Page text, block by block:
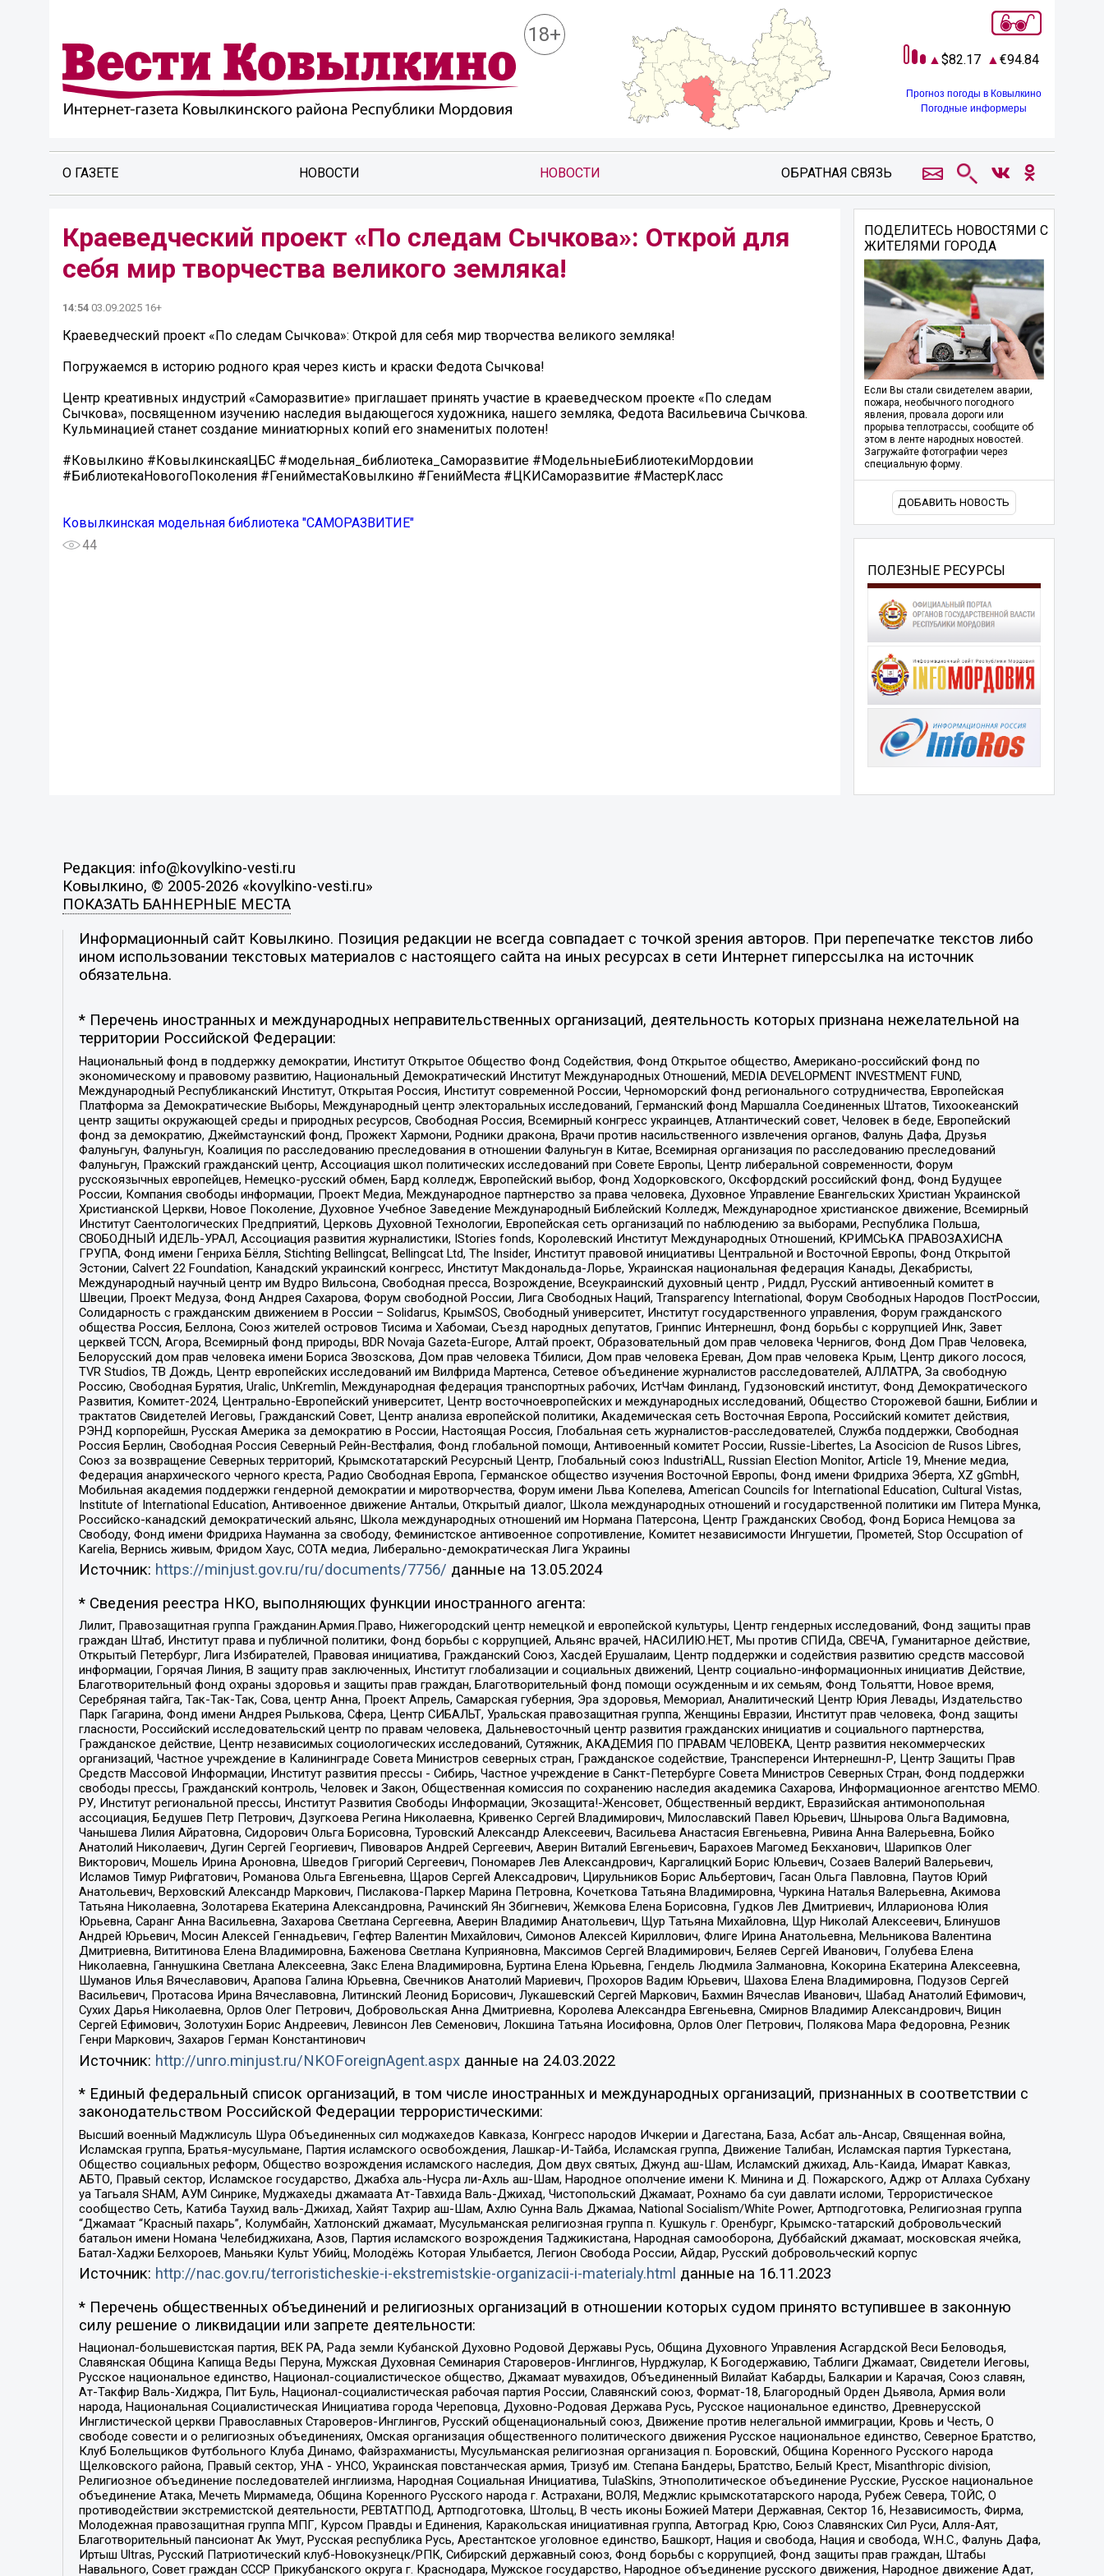
18+
82.17 94.84
Прогноз погоды в Ковылкино
Погодные информеры
О ГАЗЕТЕ НОВОСТИ НОВОСТИ ОБРАТНАЯ СВЯЗЬ
Краеведческий проект «По следам Сычкова»: Открой для
себя мир творчества великого земляка!
14:54 03.09.2025 16+
Краеведческий проект «По следам Сычкова»: Открой для себя мир творчества великого земляка!
Погружаемся в историю родного края через кисть и краски Федота Сычкова!
Центр креативных индустрий «Саморазвитие» приглашает принять участие в краеведческом проекте «По следам
Сычкова», посвященном изучению наследия выдающегося художника, нашего земляка, Федота Васильевича Сычкова.
Кульминацией станет создание миниатюрных копий его знаменитых полотен!
#Ковылкино #КовылкинскаяЦБС #модельная_библиотека_Саморазвитие #МодельныеБиблиотекиМордовии
#БиблиотекаНовогоПоколения #ГенийместаКовылкино #ГенийМеста #ЦКИСаморазвитие #МастерКласс
Ковылкинская модельная библиотека "САМОРАЗВИТИЕ"
44
ПОДЕЛИТЕСЬ НОВОСТЯМИ С
ЖИТЕЛЯМИ ГОРОДА
Если Вы стали свидетелем аварии,
пожара, необычного погодного
явления, провала дороги или
прорыва теплотрассы, сообщите об
этом в ленте народных новостей.
Загружайте фотографии через
специальную форму.
ДОБАВИТЬ НОВОСТЬ
ПОЛЕЗНЫЕ РЕСУРСЫ
Редакция: info@kovylkino-vesti.ru
Ковылкино, © 2005-2026 «kovylkino-vesti.ru»
ПОКАЗАТЬ БАННЕРНЫЕ МЕСТА
Информационный сайт Ковылкино. Позиция редакции не всегда совпадает с точкой зрения авторов. При перепечатке текстов либо
ином использовании текстовых материалов с настоящего сайта на иных ресурсах в сети Интернет гиперссылка на источник
обязательна.
* Перечень иностранных и международных неправительственных организаций, деятельность которых признана нежелательной на
территории Российской Федерации:
Национальный фонд в поддержку демократии, Институт Открытое Общество Фонд Содействия, Фонд Открытое общество, Американо-российский фонд по
экономическому и правовому развитию, Национальный Демократический Институт Международных Отношений, MEDIA DEVELOPMENT INVESTMENT FUND,
Международный Республиканский Институт, Открытая Россия, Институт современной России, Черноморский фонд регионального сотрудничества, Европейская
Платформа за Демократические Выборы, Международный центр электоральных исследований, Германский фонд Маршалла Соединенных Штатов, Тихоокеанский
центр защиты окружающей среды и природных ресурсов, Свободная Россия, Всемирный конгресс украинцев, Атлантический совет, Человек в беде, Европейский
фонд за демократию, Джеймстаунский фонд, Прожект Хармони, Родники дракона, Врачи против насильственного извлечения органов, Фалунь Дафа, Друзья
Фалуньгун, Фалуньгун, Коалиция по расследованию преследования в отношении Фалуньгун в Китае, Всемирная организация по расследованию преследований
Фалуньгун, Пражский гражданский центр, Ассоциация школ политических исследований при Совете Европы, Центр либеральной современности, Форум
русскоязычных европейцев, Немецко-русский обмен, Бард колледж, Европейский выбор, Фонд Ходорковского, Оксфордский российский фонд, Фонд Будущее
России, Компания свободы информации, Проект Медиа, Международное партнерство за права человека, Духовное Управление Евангельских Христиан Украинской
Христианской Церкви, Новое Поколение, Духовное Учебное Заведение Международный Библейский Колледж, Международное христианское движение, Всемирный
Институт Саентологических Предприятий, Церковь Духовной Технологии, Европейская сеть организаций по наблюдению за выборами, Республика Польша,
СВОБОДНЫЙ ИДЕЛЬ-УРАЛ, Ассоциация развития журналистики, IStories fonds, Королевский Институт Международных Отношений, КРИМСЬКА ПРАВОЗАХИСНА
ГРУПА, Фонд имени Генриха Бёлля, Stichting Bellingcat, Bellingcat Ltd, The Insider, Институт правовой инициативы Центральной и Восточной Европы, Фонд Открытой
Эстонии, Calvert 22 Foundation, Канадский украинский конгресс, Институт Макдональда-Лорье, Украинская национальная федерация Канады, Декабристы,
Международный научный центр им Вудро Вильсона, Свободная пресса, Возрождение, Всеукраинский духовный центр , Риддл, Русский антивоенный комитет в
Швеции, Проект Медуза, Фонд Андрея Сахарова, Форум свободной России, Лига Свободных Наций, Transparеncy International, Форум Свободных Народов ПостРоссии,
Солидарность с гражданским движением в России – Solidarus, КрымSOS, Свободный университет, Институт государственного управления, Форум гражданского
общества Россия, Беллона, Союз жителей островов Тисима и Хабомаи, Съезд народных депутатов, Гринпис Интернешнл, Фонд борьбы с коррупцией Инк, Завет
церквей TCCN, Агора, Всемирный фонд природы, BDR Novaja Gazeta-Europe, Алтай проект, Образовательный дом прав человека Чернигов, Фонд Дом Прав Человека,
Белорусский дом прав человека имени Бориса Звозскова, Дом прав человека Тбилиси, Дом прав человека Ереван, Дом прав человека Крым, Центр дикого лосося,
TVR Studios, ТВ Дождь, Центр европейских исследований им Вилфрида Мартенса, Сетевое объединение журналистов расследователей, АЛЛАТРА, За свободную
Россию, Свободная Бурятия, Uralic, UnKremlin, Международная федерация транспортных рабочих, ИстЧам Финланд, Гудзоновский институт, Фонд Демократического
Развития, Комитет-2024, Центрально-Европейский университет, Центр восточноевропейских и международных исследований, Общество Сторожевой башни, Библии и
трактатов Свидетелей Иеговы, Гражданский Совет, Центр анализа европейской политики, Академическая сеть Восточная Европа, Российский комитет действия,
РЭНД корпорейшн, Русская Америка за демократию в России, Настоящая Россия, Глобальная сеть журналистов-расследователей, Служба поддержки, Свободная
Россия Берлин, Свободная Россия Северный Рейн-Вестфалия, Фонд глобальной помощи, Антивоенный комитет России, Russie-Libertes, La Asocicion de Rusos Libres,
Союз за возвращение Северных территорий, Крымскотатарский Ресурсный Центр, Глобальный союз IndustriALL, Russian Election Monitor, Article 19, Мнение медиа,
Федерация анархического черного креста, Радио Свободная Европа, Германское общество изучения Восточной Европы, Фонд имени Фридриха Эберта, XZ gGmbH,
Мобильная академия поддержки гендерной демократии и миротворчества, Форум имени Льва Копелева, American Councils for International Education, Cultural Vistas,
Institute of International Education, Антивоенное движение Антальи, Открытый диалог, Школа международных отношений и государственной политики им Питера Мунка,
Российско-канадский демократический альянс, Школа международных отношений им Нормана Патерсона, Центр Гражданских Свобод, Фонд Бориса Немцова за
Свободу, Фонд имени Фридриха Науманна за свободу, Феминистское антивоенное сопротивление, Комитет независимости Ингушетии, Прометей, Stop Occupation of
Karelia, Вернись живым, Фридом Хаус, СОТА медиа, Либерально-демократическая Лига Украины
Источник: https://minjust.gov.ru/ru/documents/7756/ данные на 13.05.2024
* Сведения реестра НКО, выполняющих функции иностранного агента:
Лилит, Правозащитная группа Гражданин.Армия.Право, Нижегородский центр немецкой и европейской культуры, Центр гендерных исследований, Фонд защиты прав
граждан Штаб, Институт права и публичной политики, Фонд борьбы с коррупцией, Альянс врачей, НАСИЛИЮ.НЕТ, Мы против СПИДа, СВЕЧА, Гуманитарное действие,
Открытый Петербург, Лига Избирателей, Правовая инициатива, Гражданский Союз, Хасдей Ерушалаим, Центр поддержки и содействия развитию средств массовой
информации, Горячая Линия, В защиту прав заключенных, Институт глобализации и социальных движений, Центр социально-информационных инициатив Действие,
Благотворительный фонд охраны здоровья и защиты прав граждан, Благотворительный фонд помощи осужденным и их семьям, Фонд Тольятти, Новое время,
Серебряная тайга, Так-Так-Так, Сова, центр Анна, Проект Апрель, Самарская губерния, Эра здоровья, Мемориал, Аналитический Центр Юрия Левады, Издательство
Парк Гагарина, Фонд имени Андрея Рылькова, Сфера, Центр СИБАЛЬТ, Уральская правозащитная группа, Женщины Евразии, Институт прав человека, Фонд защиты
гласности, Российский исследовательский центр по правам человека, Дальневосточный центр развития гражданских инициатив и социального партнерства,
Гражданское действие, Центр независимых социологических исследований, Сутяжник, АКАДЕМИЯ ПО ПРАВАМ ЧЕЛОВЕКА, Центр развития некоммерческих
организаций, Частное учреждение в Калининграде Совета Министров северных стран, Гражданское содействие, Трансперенси Интернешнл-Р, Центр Защиты Прав
Средств Массовой Информации, Институт развития прессы - Сибирь, Частное учреждение в Санкт-Петербурге Совета Министров Северных Стран, Фонд поддержки
свободы прессы, Гражданский контроль, Человек и Закон, Общественная комиссия по сохранению наследия академика Сахарова, Информационное агентство МЕМО.
РУ, Институт региональной прессы, Институт Развития Свободы Информации, Экозащита!-Женсовет, Общественный вердикт, Евразийская антимонопольная
ассоциация, Бедушев Петр Петрович, Дзугкоева Регина Николаевна, Кривенко Сергей Владимирович, Милославский Павел Юрьевич, Шнырова Ольга Вадимовна,
Чанышева Лилия Айратовна, Сидорович Ольга Борисовна, Туровский Александр Алексеевич, Васильева Анастасия Евгеньевна, Ривина Анна Валерьевна, Бойко
Анатолий Николаевич, Дугин Сергей Георгиевич, Пивоваров Андрей Сергеевич, Аверин Виталий Евгеньевич, Барахоев Магомед Бекханович, Шарипков Олег
Викторович, Мошель Ирина Ароновна, Шведов Григорий Сергеевич, Пономарев Лев Александрович, Каргалицкий Борис Юльевич, Созаев Валерий Валерьевич,
Исламов Тимур Рифгатович, Романова Ольга Евгеньевна, Щаров Сергей Алексадрович, Цирульников Борис Альбертович, Гасан Ольга Павловна, Паутов Юрий
Анатольевич, Верховский Александр Маркович, Пислакова-Паркер Марина Петровна, Кочеткова Татьяна Владимировна, Чуркина Наталья Валерьевна, Акимова
Татьяна Николаевна, Золотарева Екатерина Александровна, Рачинский Ян Збигневич, Жемкова Елена Борисовна, Гудков Лев Дмитриевич, Илларионова Юлия
Юрьевна, Саранг Анна Васильевна, Захарова Светлана Сергеевна, Аверин Владимир Анатольевич, Щур Татьяна Михайловна, Щур Николай Алексеевич, Блинушов
Андрей Юрьевич, Мосин Алексей Геннадьевич, Гефтер Валентин Михайлович, Симонов Алексей Кириллович, Флиге Ирина Анатольевна, Мельникова Валентина
Дмитриевна, Вититинова Елена Владимировна, Баженова Светлана Куприяновна, Максимов Сергей Владимирович, Беляев Сергей Иванович, Голубева Елена
Николаевна, Ганнушкина Светлана Алексеевна, Закс Елена Владимировна, Буртина Елена Юрьевна, Гендель Людмила Залмановна, Кокорина Екатерина Алексеевна,
Шуманов Илья Вячеславович, Арапова Галина Юрьевна, Свечников Анатолий Мариевич, Прохоров Вадим Юрьевич, Шахова Елена Владимировна, Подузов Сергей
Васильевич, Протасова Ирина Вячеславовна, Литинский Леонид Борисович, Лукашевский Сергей Маркович, Бахмин Вячеслав Иванович, Шабад Анатолий Ефимович,
Сухих Дарья Николаевна, Орлов Олег Петрович, Добровольская Анна Дмитриевна, Королева Александра Евгеньевна, Смирнов Владимир Александрович, Вицин
Сергей Ефимович, Золотухин Борис Андреевич, Левинсон Лев Семенович, Локшина Татьяна Иосифовна, Орлов Олег Петрович, Полякова Мара Федоровна, Резник
Генри Маркович, Захаров Герман Константинович
Источник: http://unro.minjust.ru/NKOForeignAgent.aspxданные на 24.03.2022
* Единый федеральный список организаций, в том числе иностранных и международных организаций, признанных в соответствии с
законодательством Российской Федерации террористическими:
Высший военный Маджлисуль Шура Объединенных сил моджахедов Кавказа, Конгресс народов Ичкерии и Дагестана, База, Асбат аль-Ансар, Священная война,
Исламская группа, Братья-мусульмане, Партия исламского освобождения, Лашкар-И-Тайба, Исламская группа, Движение Талибан, Исламская партия Туркестана,
Общество социальных реформ, Общество возрождения исламского наследия, Дом двух святых, Джунд аш-Шам, Исламский джихад, Аль-Каида, Имарат Кавказ,
АБТО, Правый сектор, Исламское государство, Джабха аль-Нусра ли-Ахль аш-Шам, Народное ополчение имени К. Минина и Д. Пожарского, Аджр от Аллаха Субхану
уа Тагьаля SHAM, АУМ Синрике, Муджахеды джамаата Ат-Тавхида Валь-Джихад, Чистопольский Джамаат, Рохнамо ба суи давлати исломи, Террористическое
сообщество Сеть, Катиба Таухид валь-Джихад, Хайят Тахрир аш-Шам, Ахлю Сунна Валь Джамаа, National Socialism/White Power, Артподготовка, Религиозная группа
“Джамаат “Красный пахарь”, Колумбайн, Хатлонский джамаат, Мусульманская религиозная группа п. Кушкуль г. Оренбург, Крымско-татарский добровольческий
батальон имени Номана Челебиджихана, Азов, Партия исламского возрождения Таджикистана, Народная самооборона, Дуббайский джамаат, московская ячейка,
Батал-Хаджи Белхороев, Маньяки Культ Убийц, Молодёжь Которая Улыбается, Легион Свобода России, Айдар, Русский добровольческий корпус
Источник: http://nac.gov.ru/terroristicheskie-i-ekstremistskie-organizacii-i-materialy.html данные на 16.11.2023
* Перечень общественных объединений и религиозных организаций в отношении которых судом принято вступившее в законную
силу решение о ликвидации или запрете деятельности:
Национал-большевистская партия, ВЕК РА, Рада земли Кубанской Духовно Родовой Державы Русь, Община Духовного Управления Асгардской Веси Беловодья,
Славянская Община Капища Веды Перуна, Мужская Духовная Семинария Староверов-Инглингов, Нурджулар, К Богодержавию, Таблиги Джамаат, Свидетели Иеговы,
Русское национальное единство, Национал-социалистическое общество, Джамаат мувахидов, Объединенный Вилайат Кабарды, Балкарии и Карачая, Союз славян,
Ат-Такфир Валь-Хиджра, Пит Буль, Национал-социалистическая рабочая партия России, Славянский союз, Формат-18, Благородный Орден Дьявола, Армия воли
народа, Национальная Социалистическая Инициатива города Череповца, Духовно-Родовая Держава Русь, Русское национальное единство, Древнерусской
Инглистической церкви Православных Староверов-Инглингов, Русский общенациональный союз, Движение против нелегальной иммиграции, Кровь и Честь, О
свободе совести и о религиозных объединениях, Омская организация общественного политического движения Русское национальное единство, Северное Братство,
Клуб Болельщиков Футбольного Клуба Динамо, Файзрахманисты, Мусульманская религиозная организация п. Боровский, Община Коренного Русского народа
Щелковского района, Правый сектор, УНА - УНСО, Украинская повстанческая армия, Тризуб им. Степана Бандеры, Братство, Белый Крест, Misanthropic division,
Религиозное объединение последователей инглиизма, Народная Социальная Инициатива, TulaSkins, Этнополитическое объединение Русские, Русское национальное
объединение Атака, Мечеть Мирмамеда, Община Коренного Русского народа г. Астрахани, ВОЛЯ, Меджлис крымскотатарского народа, Рубеж Севера, ТОЙС, О
противодействии экстремистской деятельности, РЕВТАТПОД, Артподготовка, Штольц, В честь иконы Божией Матери Державная, Сектор 16, Независимость, Фирма,
Молодежная правозащитная группа МПГ, Курсом Правды и Единения, Каракольская инициативная группа, Автоград Крю, Союз Славянских Сил Руси, Алля-Аят,
Благотворительный пансионат Ак Умут, Русская республика Русь, Арестантское уголовное единство, Башкорт, Нация и свобода, Нация и свобода, W.H.С., Фалунь Дафа,
Иртыш Ultras, Русский Патриотический клуб-Новокузнецк/РПК, Сибирский державный союз, Фонд борьбы с коррупцией, Фонд защиты прав граждан, Штабы
Навального, Совет граждан СССР Прикубанского округа г. Краснодара, Мужское государство, Народное объединение русского движения, Народное движение Адат,